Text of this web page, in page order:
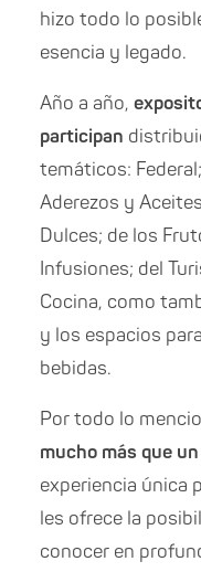
hizo todo lo
esencia y legado.
Año a año,
participan
temáticos:
Aderezos y
Dulces; de los
Infusiones; del
Cocina, como
y los espacios
bebidas.
Por todo lo
mucho más que
experiencia única
les ofrece la
conocer en